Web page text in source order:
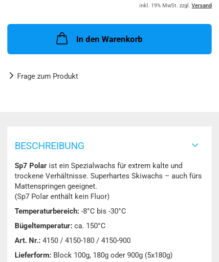
inkl. 19% MwSt. zzgl. Versand
In den Warenkorb
Frage zum Produkt
BESCHREIBUNG
Sp7 Polar ist ein Spezialwachs für extrem kalte und
trockene Verhältnisse. Superhartes Skiwachs – auch fürs
Mattenspringen geeignet.
(Sp7 Polar enthält kein Fluor)
Temperaturbereich: -8°C bis -30°C
Bügeltemperatur: ca. 150°C
Art. Nr.: 4150 / 4150-180 / 4150-900
Lieferform: Block 100g, 180g oder 900g (5x180g)